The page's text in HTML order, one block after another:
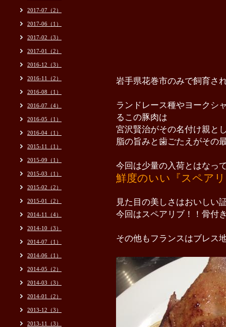
岩手県花巻市のみで飼育さ
ランドレース種やヨークシ
るこの豚肉は
宮沢賢治がその名付け親と
脂の旨みと歯ごたえがその
今回は少量の入荷とはなっ
鮮度のいい 『スペア
見た目の美しさはおいしい
今回はスペアリブ！！骨付
その他もフランスはブレス
2017-07（2）
2017-06（1）
2017-02（3）
2017-01（2）
2016-12（3）
2016-11（2）
2016-08（1）
2016-07（4）
2016-05（1）
2016-04（1）
2015-11（1）
2015-09（1）
2015-03（1）
2015-02（2）
2015-01（2）
2014-11（4）
2014-10（3）
2014-07（1）
2014-06（1）
2014-05（2）
2014-03（3）
2014-01（2）
2013-12（3）
2013-11（3）